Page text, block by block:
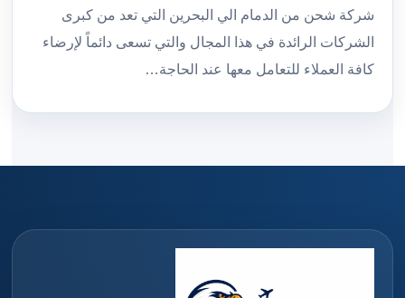
شركة شحن من الدمام الي البحرين التي تعد من كبرى
الشركات الرائدة في هذا المجال والتي تسعى دائماً لإرضاء
كافة العملاء للتعامل معها عند الحاجة…